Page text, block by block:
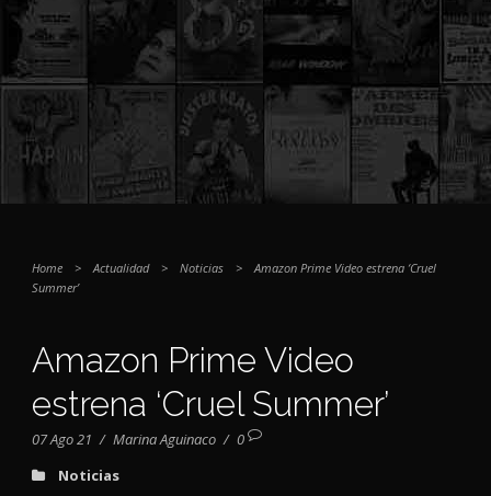
Home > Actualidad > Noticias >
Amazon Prime Video estrena ‘Cruel
Summer’
Amazon Prime Video
estrena ‘Cruel Summer’
07 Ago 21 / Marina Aguinaco / 0
Noticias